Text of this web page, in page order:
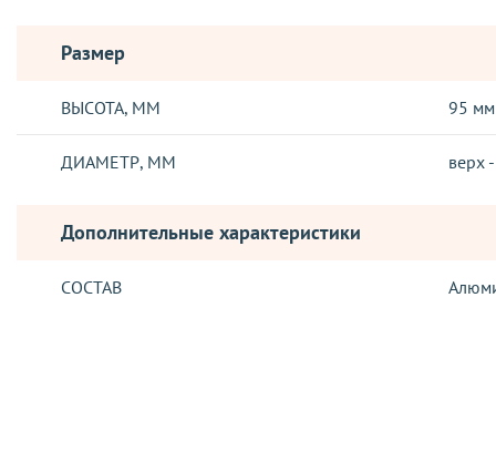
Размер
ВЫСОТА, ММ 95 мм
ДИАМЕТР, ММ верх
Дополнительные характеристики
СОСТАВ